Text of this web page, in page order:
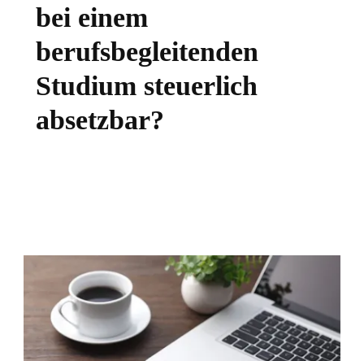
bei einem
berufsbegleitenden
Studium steuerlich
absetzbar?